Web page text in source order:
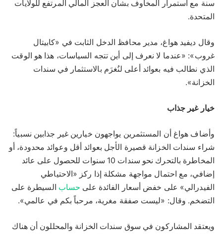
سنة مع استمرار المخاوف بشأن العجز المالي المرتفع للولايات
المتحدة.
وقال ديفيد هواغ، مدير محافظ الدخل الثابت في «كابيتال
غروب»: «عندما لا نعرف إلى أين تتجه السياسات، هذا هو الوقت
الذي نطالب فيه بعوائد أعلى لنُغرَم بالاستثمار في سندات
الخزانة».
خيار غير جذاب
وأضاف هواغ أن المستثمرين يواجهون خيارين غير جذابين نسبياً:
شراء سندات الخزانة قصيرة الأجل بعوائد أقل وعوائد محدودة، أو
المخاطرة بالتحرك نحو سندات 10 سنوات للحصول على عائد
إضافي، مع احتمال مواجهة مشكلة إذا ركز «الاحتياطي
الفيدرالي» على خفض أسعار الفائدة على حساب السيطرة على
التضخم. وقال: «ليست صفقة مغرية، مرحباً بكم في عالمي».
ويعتقد المشاركون في سوق سندات الخزانة والمحللون أن هناك